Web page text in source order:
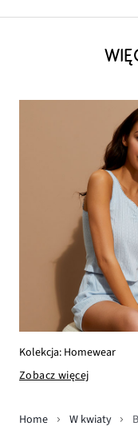
Kolekcja: Homewear
Zobacz więcej
Home W kwiaty